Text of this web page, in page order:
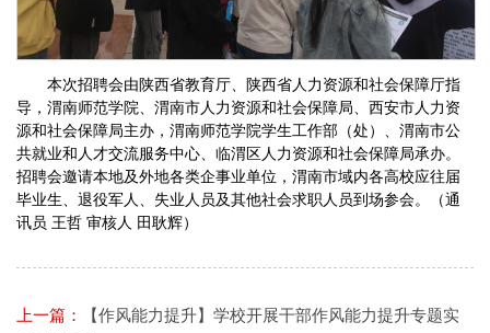
本次招聘会由陕西省教育厅、陕西省人力资源和社会保障厅指
导，渭南师范学院、渭南市人力资源和社会保障局、西安市人力资
源和社会保障局主办，渭南师范学院学生工作部（处）、渭南市公
共就业和人才交流服务中心、临渭区人力资源和社会保障局承办。
招聘会邀请本地及外地各类企事业单位，渭南市域内各高校应往届
毕业生、退役军人、失业人员及其他社会求职人员到场参会。（通
讯员 王哲 审核人 田耿辉）
上一篇：
【作风能力提升】学校开展干部作风能力提升专题实